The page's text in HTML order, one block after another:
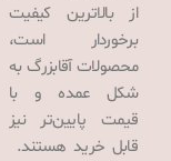
از بالاترین کیفیت
برخوردار است،
محصولات آقابزرگ به
شکل عمده و با
قیمت پایین‌تر نیز
قابل خرید هستند.